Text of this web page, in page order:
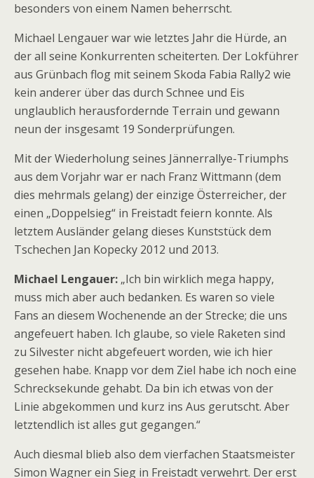
besonders von einem Namen beherrscht.
Michael Lengauer war wie letztes Jahr die Hürde, an
der all seine Konkurrenten scheiterten. Der Lokführer
aus Grünbach flog mit seinem Skoda Fabia Rally2 wie
kein anderer über das durch Schnee und Eis
unglaublich herausfordernde Terrain und gewann
neun der insgesamt 19 Sonderprüfungen.
Mit der Wiederholung seines Jännerrallye-Triumphs
aus dem Vorjahr war er nach Franz Wittmann (dem
dies mehrmals gelang) der einzige Österreicher, der
einen „Doppelsieg“ in Freistadt feiern konnte. Als
letztem Ausländer gelang dieses Kunststück dem
Tschechen Jan Kopecky 2012 und 2013.
Michael Lengauer: „Ich bin wirklich mega happy,
muss mich aber auch bedanken. Es waren so viele
Fans an diesem Wochenende an der Strecke; die uns
angefeuert haben. Ich glaube, so viele Raketen sind
zu Silvester nicht abgefeuert worden, wie ich hier
gesehen habe. Knapp vor dem Ziel habe ich noch eine
Schrecksekunde gehabt. Da bin ich etwas von der
Linie abgekommen und kurz ins Aus gerutscht. Aber
letztendlich ist alles gut gegangen.“
Auch diesmal blieb also dem vierfachen Staatsmeister
Simon Wagner ein Sieg in Freistadt verwehrt. Der erst